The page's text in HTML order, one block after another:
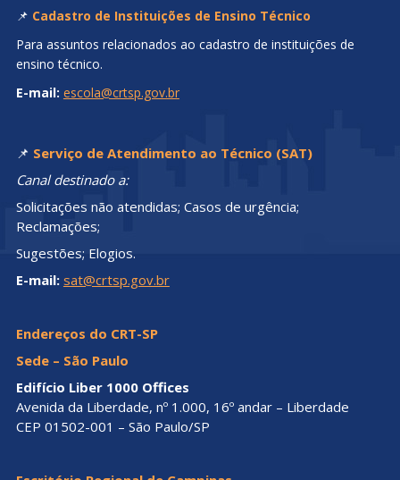
📌 Cadastro de Instituições de Ensino Técnico
Para assuntos relacionados ao cadastro de instituições de
ensino técnico.
E-mail: escola@crtsp.gov.br
📌 Serviço de Atendimento ao Técnico (SAT)
Canal destinado a:
Solicitações não atendidas; Casos de urgência;
Reclamações;
Sugestões; Elogios.
E-mail: sat@crtsp.gov.br
Endereços do CRT-SP
Sede – São Paulo
Edifício Liber 1000 Offices
Avenida da Liberdade, nº 1.000, 16º andar – Liberdade
CEP 01502-001 – São Paulo/SP